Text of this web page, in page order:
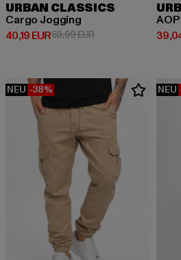
URBAN CLASSICS
Cargo Jogging
40,19 EUR
Derzeitiger Preis: 40,19 EUR
59,99 EURAktionspreis: 59,99
NEU -38% NEU